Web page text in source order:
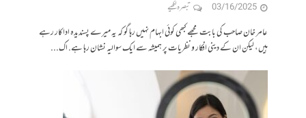
03/16/2025 تبصرہ لکھیے
عامر خان صاحب کی بابت مجھے کبھی کوئی ابہام نہیں رہا گو کہ یہ میرے پسندیدہ اداکار رہے
ہیں، لیکن ان کے دینی افکار و نظریات پر ہمیشہ سے ایک سوالیہ نشان رہا ہے. اک...